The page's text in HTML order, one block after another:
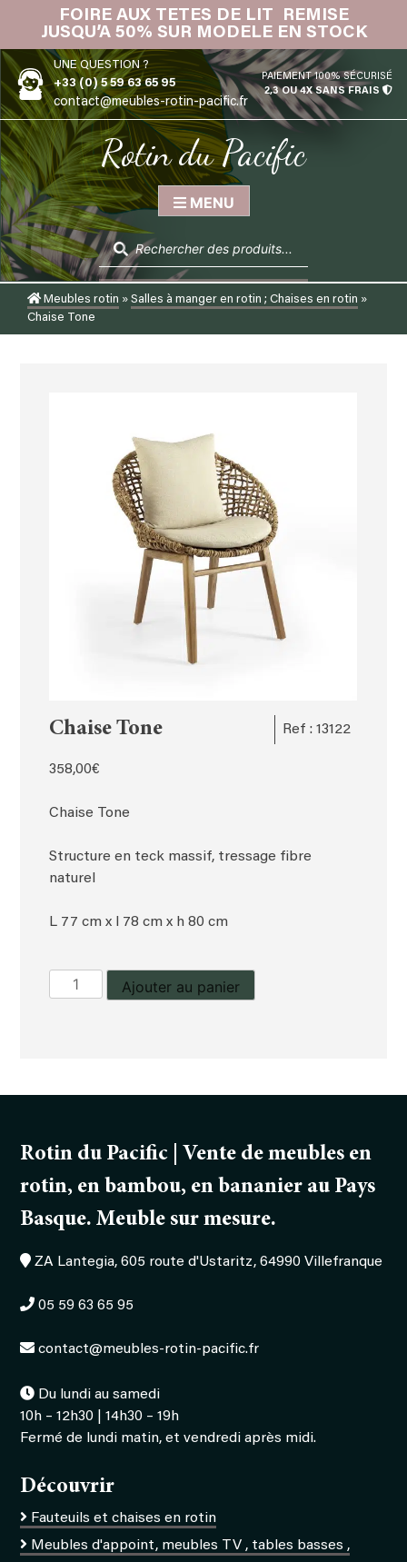
content
FOIRE AUX TETES DE LIT REMISE
JUSQU’A 50% SUR MODELE EN STOCK
UNE QUESTION ?
+33 (0) 5 59 63 65 95
contact@meubles-rotin-pacific.fr
PAIEMENT 100% SÉCURISÉ
2,3 OU 4X SANS FRAIS
Rotin du Pacific
MENU
Recherche
de
produits
Meubles rotin » Salles à manger en rotin ; Chaises en rotin »
Chaise Tone
Chaise Tone Ref : 13122
358,00€
Chaise Tone
Structure en teck massif, tressage fibre
naturel
L 77 cm x l 78 cm x h 80 cm
quantité
de
Ajouter au panier
Rotin du Pacific | Vente de meubles en
rotin, en bambou, en bananier au Pays
Basque. Meuble sur mesure.
ZA Lantegia, 605 route d'Ustaritz, 64990 Villefranque
05 59 63 65 95
contact@meubles-rotin-pacific.fr
Du lundi au samedi
10h – 12h30 | 14h30 – 19h
Fermé de lundi matin, et vendredi après midi.
Découvrir
Fauteuils et chaises en rotin
Meubles d'appoint, meubles TV , tables basses ,